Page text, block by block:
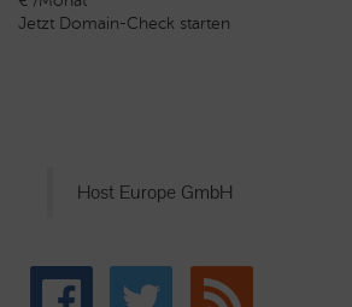
Jetzt Domain-Check starten
Host Europe GmbH